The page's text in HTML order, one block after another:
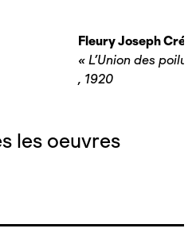
Fleury Joseph
« L’Union des
, 1920
les oeuvres